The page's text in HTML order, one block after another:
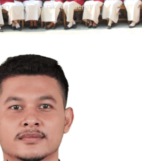
: Guru Teknik Alat Berat